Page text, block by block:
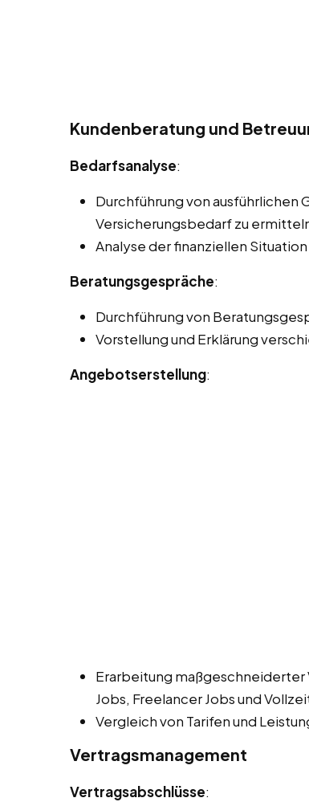
Kundenberatung und
Bedarfsanalyse:
Durchführung von ausführlichen
Versicherungsbedarf zu
Analyse der finanziellen
Beratungsgespräche:
Durchführung von
Vorstellung und Erklärung
Angebotserstellung:
Erarbeitung
Jobs, Freelancer Jobs und
Vergleich von Tarifen und
Vertragsmanagement
Vertragsabschlüsse: